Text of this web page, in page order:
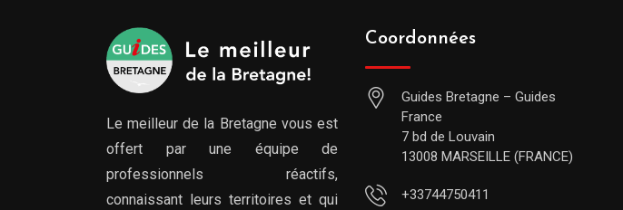
Le meilleur de la Bretagne vous est
offert par une équipe de
professionnels réactifs,
connaissant leurs territoires et qui
Coordonnées
Guides Bretagne – Guides
France
7 bd de Louvain
13008 MARSEILLE (FRANCE)
+33744750411